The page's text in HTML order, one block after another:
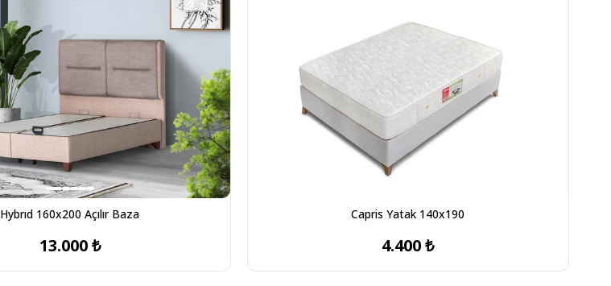
Hybrıd 160x200 Açılır Baza
13.000 ₺
Capris Yatak 140x190
4.400 ₺